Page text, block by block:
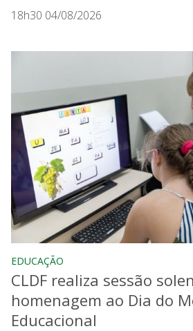
18h30 04/08/2026
EDUCAÇÃO
CLDF realiza sessão
homenagem ao Dia do
Educacional